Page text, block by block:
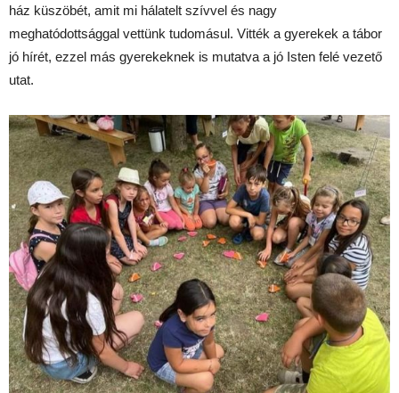
ház küszöbét, amit mi hálatelt szívvel és nagy
meghatódottsággal vettünk tudomásul. Vitték a gyerekek a tábor
jó hírét, ezzel más gyerekeknek is mutatva a jó Isten felé vezető
utat.